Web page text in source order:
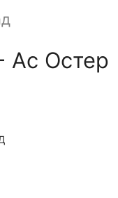
Ас Остер